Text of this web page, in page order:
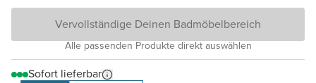
Vervollständige Deinen Badmöbelbereich
Alle passenden Produkte direkt auswählen
Sofort lieferbar